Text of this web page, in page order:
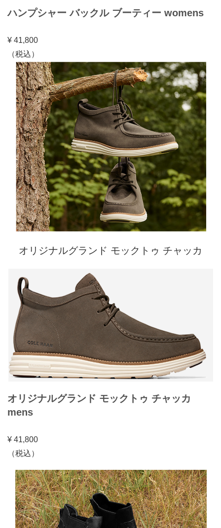
ハンプシャー バックル ブーティー womens
¥ 41,800
（税込）
オリジナルグランド モックトゥ チャッカ
オリジナルグランド モックトゥ チャッカ
mens
¥ 41,800
（税込）